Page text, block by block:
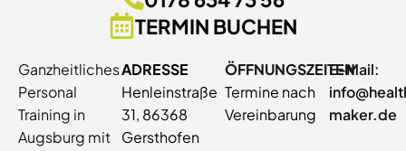
TERMIN BUCHEN
Ganzheitliches
Personal
Training in
Augsburg mit
ADRESSE
Henleinstraße
31, 86368
Gersthofen
ÖFFNUNGSZEITEN
Termine nach
Vereinbarung
E-Mail:
maker.de